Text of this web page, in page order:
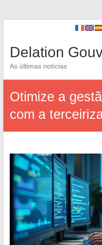
Delation
As últimas notícias
Otimize a
com a